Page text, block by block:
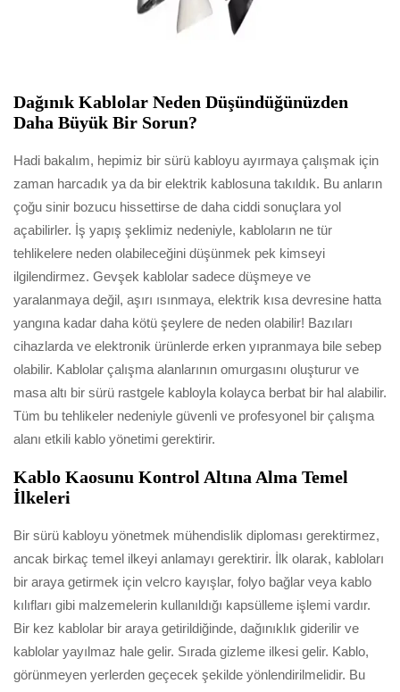
Dağınık Kablolar Neden Düşündüğünüzden
Daha Büyük Bir Sorun?
Hadi bakalım, hepimiz bir sürü kabloyu ayırmaya çalışmak için
zaman harcadık ya da bir elektrik kablosuna takıldık. Bu anların
çoğu sinir bozucu hissettirse de daha ciddi sonuçlara yol
açabilirler. İş yapış şeklimiz nedeniyle, kabloların ne tür
tehlikelere neden olabileceğini düşünmek pek kimseyi
ilgilendirmez. Gevşek kablolar sadece düşmeye ve
yaralanmaya değil, aşırı ısınmaya, elektrik kısa devresine hatta
yangına kadar daha kötü şeylere de neden olabilir! Bazıları
cihazlarda ve elektronik ürünlerde erken yıpranmaya bile sebep
olabilir. Kablolar çalışma alanlarının omurgasını oluşturur ve
masa altı bir sürü rastgele kabloyla kolayca berbat bir hal alabilir.
Tüm bu tehlikeler nedeniyle güvenli ve profesyonel bir çalışma
alanı etkili kablo yönetimi gerektirir.
Kablo Kaosunu Kontrol Altına Alma Temel
İlkeleri
Bir sürü kabloyu yönetmek mühendislik diploması gerektirmez,
ancak birkaç temel ilkeyi anlamayı gerektirir. İlk olarak, kabloları
bir araya getirmek için velcro kayışlar, folyo bağlar veya kablo
kılıfları gibi malzemelerin kullanıldığı kapsülleme işlemi vardır.
Bir kez kablolar bir araya getirildiğinde, dağınıklık giderilir ve
kablolar yayılmaz hale gelir. Sırada gizleme ilkesi gelir. Kablo,
görünmeyen yerlerden geçecek şekilde yönlendirilmelidir. Bu